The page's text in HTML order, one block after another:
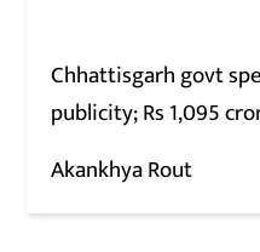
Chhattisgarh govt
publicity; Rs 1,095
Akankhya Rout